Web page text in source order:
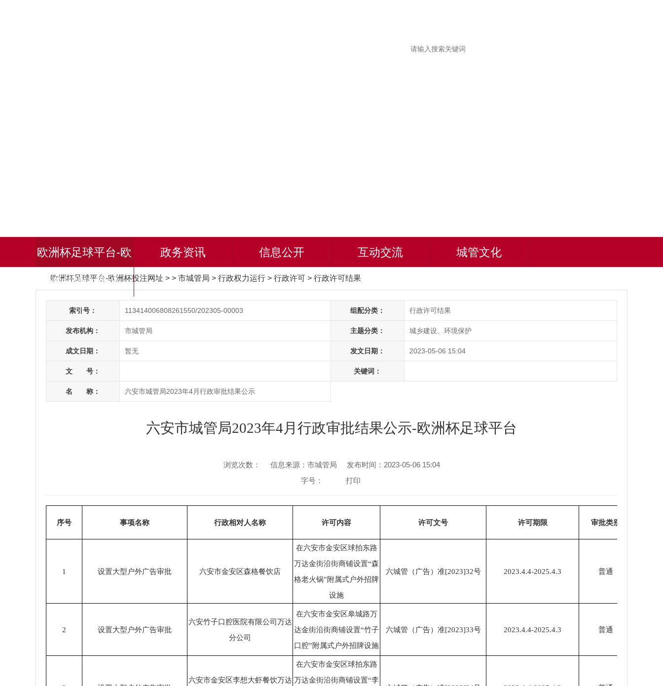
欧洲杯足球平台-欧
洲杯投注网址
政务资讯 信息公开 互动交流 城管文化
欧洲杯足球平台-欧洲杯投注网址 > > 市城管局 > 行政权力运行 > 行政许可 > 行政许可结果
索引号： 113414006808261550/202305-00003 组配分类： 行政许可结果
发布机构： 市城管局 主题分类： 城乡建设、环境保护
成文日期： 暂无 发文日期： 2023-05-06 15:04
文 号： 关键词：
名 称： 六安市城管局2023年4月行政审批结果公示
六安市城管局2023年4月行政审批结果公示-欧洲杯足球平台
浏览次数： 信息来源：市城管局
发布时间：2023-05-06 15:04
字号：
打印
序号 事项名称 行政相对人名称 许可内容 许可文号 许可期限 审批类别
1 设置大型户外广告审批 六安市金安区森格餐饮店
在六安市金安区球拍东路
万达金街沿街商铺设置“森
格老火锅”附属式户外招牌
设施
六城管（广告）准[2023]32号 2023.4.4-2025.4.3 普通
2 设置大型户外广告审批
六安竹子口腔医院有限公司万达
分公司
在六安市金安区皋城路万
达金街沿街商铺设置“竹子
口腔”附属式户外招牌设施
六城管（广告）准[2023]33号 2023.4.4-2025.4.3 普通
六安市金安区李想大虾餐饮万达
在六安市金安区球拍东路
万达金街沿街商铺设置“李